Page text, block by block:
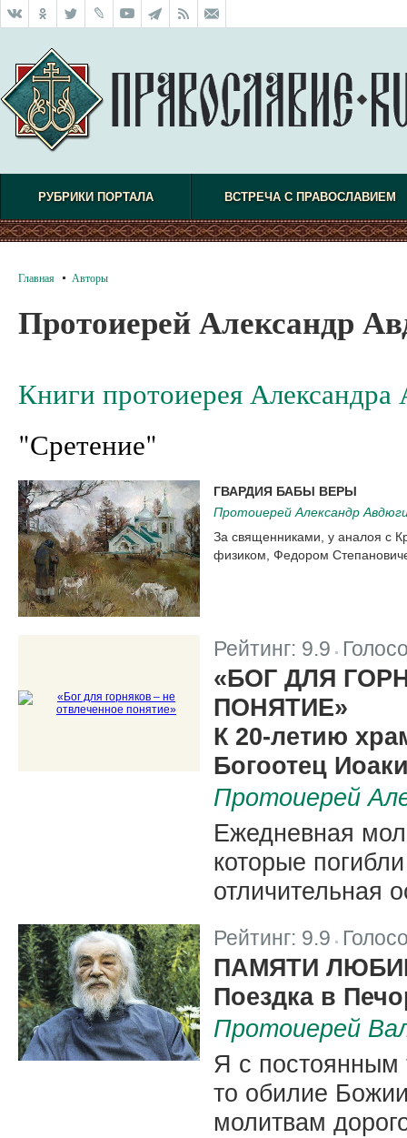
РУБРИКИ ПОРТАЛА ВСТРЕЧА С ПРАВОСЛАВИЕМ
Главная Авторы
Протоиерей Александр
Книги протоиерея
"Сретение"
ГВАРДИЯ БАБЫ ВЕРЫ
Протоиерей Александр
За священниками, у аналоя с
физиком, Федором
Рейтинг: 9.9
«БОГ ДЛЯ
ПОНЯТИЕ»
К 20-летию
Богоотец
Протоиерей
Ежедневная
которые
отличительная
Рейтинг: 9.9
ПАМЯТИ
Поездка в
Протоиерей
Я с постоянным
то обилие
молитвам